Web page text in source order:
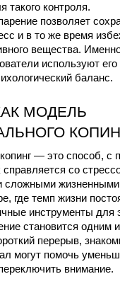
такого контроля.
позволяет
и в то же время
вещества.
используют его
баланс.
МОДЕЛЬ
— это способ, с
справляется со
сложными
где темп жизни
инструменты для
становится одним
перерыв,
могут помочь
внимание.